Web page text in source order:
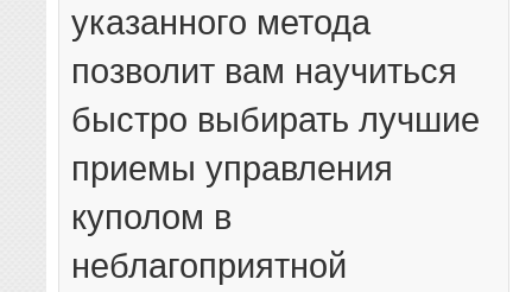
указанного метода
позволит вам научиться
быстро выбирать лучшие
приемы управления
куполом в
неблагоприятной